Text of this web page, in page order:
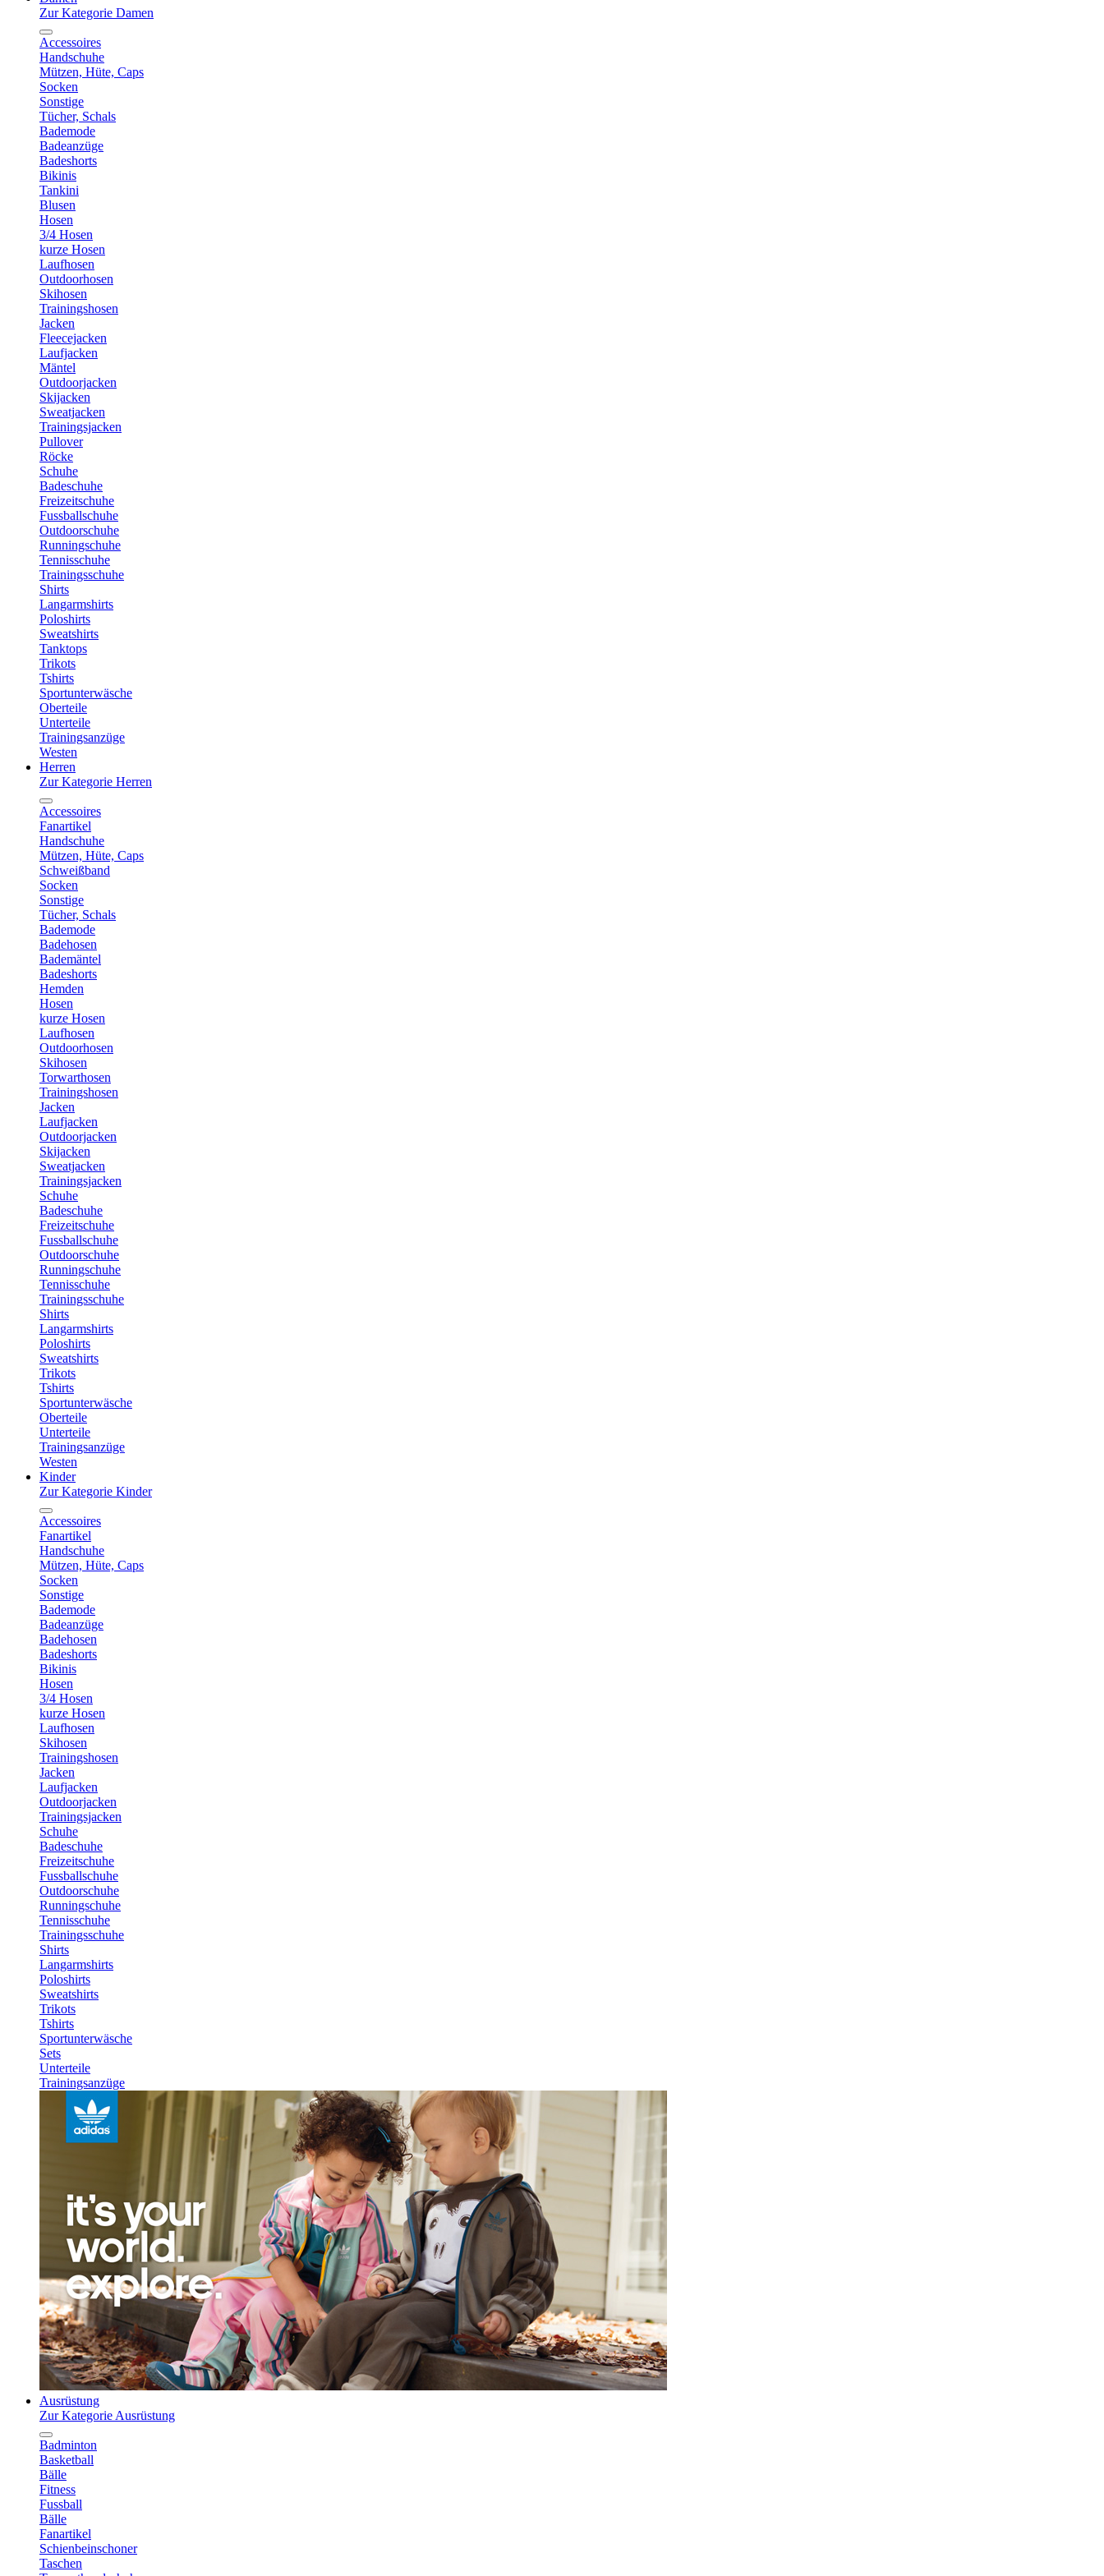
Zur Kategorie Damen
Accessoires
Handschuhe
Mützen, Hüte, Caps
Socken
Sonstige
Tücher, Schals
Bademode
Badeanzüge
Badeshorts
Bikinis
Tankini
Blusen
Hosen
3/4 Hosen
kurze Hosen
Laufhosen
Outdoorhosen
Skihosen
Trainingshosen
Jacken
Fleecejacken
Laufjacken
Mäntel
Outdoorjacken
Skijacken
Sweatjacken
Trainingsjacken
Pullover
Röcke
Schuhe
Badeschuhe
Freizeitschuhe
Fussballschuhe
Outdoorschuhe
Runningschuhe
Tennisschuhe
Trainingsschuhe
Shirts
Langarmshirts
Poloshirts
Sweatshirts
Tanktops
Trikots
Tshirts
Sportunterwäsche
Oberteile
Unterteile
Trainingsanzüge
Westen
Herren
Zur Kategorie Herren
Accessoires
Fanartikel
Handschuhe
Mützen, Hüte, Caps
Schweißband
Socken
Sonstige
Tücher, Schals
Bademode
Badehosen
Bademäntel
Badeshorts
Hemden
Hosen
kurze Hosen
Laufhosen
Outdoorhosen
Skihosen
Torwarthosen
Trainingshosen
Jacken
Laufjacken
Outdoorjacken
Skijacken
Sweatjacken
Trainingsjacken
Schuhe
Badeschuhe
Freizeitschuhe
Fussballschuhe
Outdoorschuhe
Runningschuhe
Tennisschuhe
Trainingsschuhe
Shirts
Langarmshirts
Poloshirts
Sweatshirts
Trikots
Tshirts
Sportunterwäsche
Oberteile
Unterteile
Trainingsanzüge
Westen
Kinder
Zur Kategorie Kinder
Accessoires
Fanartikel
Handschuhe
Mützen, Hüte, Caps
Socken
Sonstige
Bademode
Badeanzüge
Badehosen
Badeshorts
Bikinis
Hosen
3/4 Hosen
kurze Hosen
Laufhosen
Skihosen
Trainingshosen
Jacken
Laufjacken
Outdoorjacken
Trainingsjacken
Schuhe
Badeschuhe
Freizeitschuhe
Fussballschuhe
Outdoorschuhe
Runningschuhe
Tennisschuhe
Trainingsschuhe
Shirts
Langarmshirts
Poloshirts
Sweatshirts
Trikots
Tshirts
Sportunterwäsche
Sets
Unterteile
Trainingsanzüge
Ausrüstung
Zur Kategorie Ausrüstung
Badminton
Basketball
Bälle
Fitness
Fussball
Bälle
Fanartikel
Schienbeinschoner
Taschen